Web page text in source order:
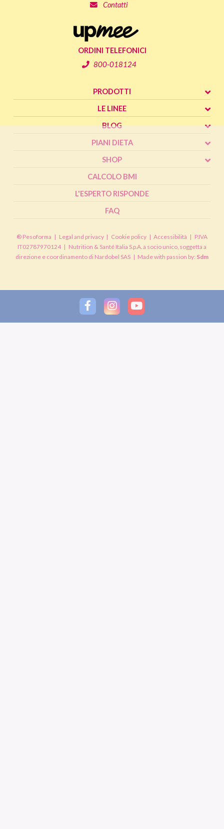
Contatti
ORDINI TELEFONICI
800-018124
PRODOTTI
LE LINEE
BLOG
PIANI DIETA
SHOP
CALCOLO BMI
L'ESPERTO RISPONDE
FAQ
® Pesoforma | Legal and privacy | Cookie policy | Accessibilità | P.IVA
IT02787970124 | Nutrition & Santé Italia S.p.A. a socio unico, soggetta a
direzione e coordinamento di Nardobel SAS | Made with passion by: Sdm